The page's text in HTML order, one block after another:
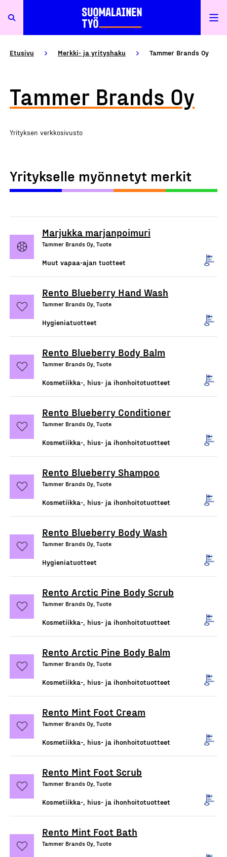
Etusivu Merkki- ja yrityshaku Tammer Brands Oy
Tammer Brands Oy
Yrityksen verkkosivusto
Yritykselle myönnetyt merkit
Marjukka marjanpoimuri
Tammer Brands Oy, Tuote
Muut vapaa-ajan tuotteet
Rento Blueberry Hand Wash
Tammer Brands Oy, Tuote
Hygieniatuotteet
Rento Blueberry Body Balm
Tammer Brands Oy, Tuote
Kosmetiikka-, hius- ja ihonhoitotuotteet
Rento Blueberry Conditioner
Tammer Brands Oy, Tuote
Kosmetiikka-, hius- ja ihonhoitotuotteet
Rento Blueberry Shampoo
Tammer Brands Oy, Tuote
Kosmetiikka-, hius- ja ihonhoitotuotteet
Rento Blueberry Body Wash
Tammer Brands Oy, Tuote
Hygieniatuotteet
Rento Arctic Pine Body Scrub
Tammer Brands Oy, Tuote
Kosmetiikka-, hius- ja ihonhoitotuotteet
Rento Arctic Pine Body Balm
Tammer Brands Oy, Tuote
Kosmetiikka-, hius- ja ihonhoitotuotteet
Rento Mint Foot Cream
Tammer Brands Oy, Tuote
Kosmetiikka-, hius- ja ihonhoitotuotteet
Rento Mint Foot Scrub
Tammer Brands Oy, Tuote
Kosmetiikka-, hius- ja ihonhoitotuotteet
Rento Mint Foot Bath
Tammer Brands Oy, Tuote